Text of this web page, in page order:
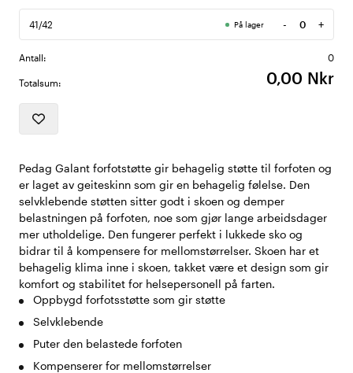
41/42 På lager -
Antall
+
Antall: 0
Totalsum: 0,00 Nkr
Pedag Galant forfotstøtte gir behagelig støtte til forfoten og
er laget av geiteskinn som gir en behagelig følelse. Den
selvklebende støtten sitter godt i skoen og demper
belastningen på forfoten, noe som gjør lange arbeidsdager
mer utholdelige. Den fungerer perfekt i lukkede sko og
bidrar til å kompensere for mellomstørrelser. Skoen har et
behagelig klima inne i skoen, takket være et design som gir
komfort og stabilitet for helsepersonell på farten.
Oppbygd forfotsstøtte som gir støtte
Selvklebende
Puter den belastede forfoten
Kompenserer for mellomstørrelser